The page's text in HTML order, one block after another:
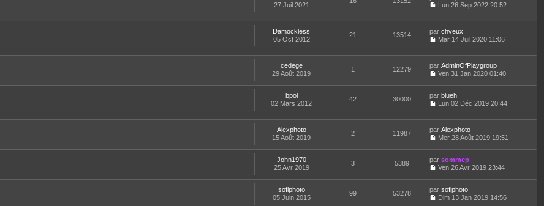
am
s
s
a
d
r
i
e
e
s
s
g
e
e
l
e
d
r
i
r
m
e
s
g
e
s
l
t
e
d
e
r
i
e
e
s
s
g
e
27 Juil 2021
s
u
e
r
d
e
n
i
e
e
s
s
g
e
Lun 26 Sep 2022 20:52
Damockless
05 Oct 2012
21 13514 par chveux
s
u
l
t
e
d
e
r
i
r
m
e
Mar 14 Juil 2020 11:06
cedege
29 Août 2019
1 12279 par AdminOfPlaygroup
o
n
s
l
t
e
l
e
d
n
Ven 31 Jan 2020 01:40
bpol
02 Mars 2012
42 30000 par blueh
s
u
l
t
e
l
e
d
Lun 02 Déc 2019 20:44
Alexphoto
15 Août 2019
2 11987 par Alexphoto
o
n
s
t
e
Mer 28 Août 2019 19:51
John1970
25 Avr 2019
3 5389 par sommep
o
n
s
Ven 26 Avr 2019 23:44
sofiphoto
05 Juin 2015
99 53278 par sofiphoto
Dim 13 Jan 2019 14:56